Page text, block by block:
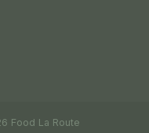
Food La Route